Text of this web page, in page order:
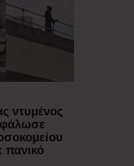
ντυμένος
πανικό